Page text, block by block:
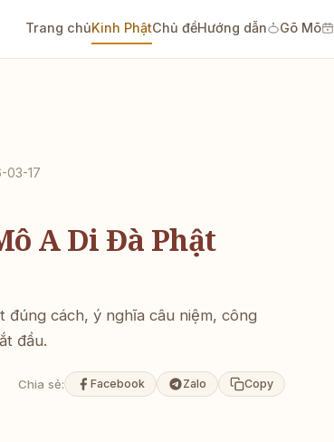
Trang chủKinh PhậtChủ đềHướng dẫn Gõ Mõ
03-17
A Di Đà Phật
đúng cách, ý nghĩa câu niệm, công
đầu.
Chia sẻ: Facebook Zalo Copy